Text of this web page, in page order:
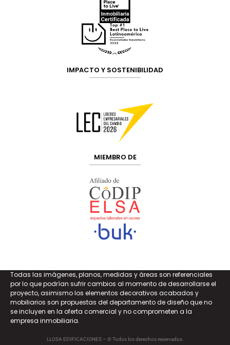
IMPACTO Y SOSTENIBILIDAD
MIEMBRO DE
Todas las imágenes, planos, medidas y áreas son referenciales
por lo que podrían sufrir cambios al momento de desarrollarse el
proyecto, asimismo los elementos decorativos acabados y
mobiliarios son propuestas del departamento de diseño que no
se incluyen en la oferta comercial y no comprometen a la
empresa inmobiliaria.
LLOSA EDIFICACIONES – © Todos los derechos reservados.